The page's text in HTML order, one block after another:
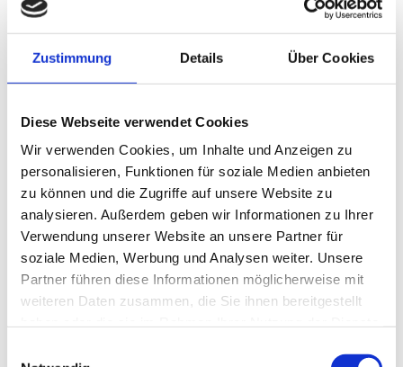
Zustimmung Details Über Cookies
Diese Webseite verwendet Cookies
Wir verwenden Cookies, um Inhalte und Anzeigen zu
personalisieren, Funktionen für soziale Medien anbieten
zu können und die Zugriffe auf unsere Website zu
analysieren. Außerdem geben wir Informationen zu Ihrer
Verwendung unserer Website an unsere Partner für
soziale Medien, Werbung und Analysen weiter. Unsere
Partner führen diese Informationen möglicherweise mit
weiteren Daten zusammen, die Sie ihnen bereitgestellt
Nun deuten sich ein schwieriges Marktumfeld, eine
sinkende Gewinnmarge und die Rückkehr der Zinsen an.
Folglich kehrt die STEICO Aktie wieder in alte
Bewertungsregionen zurück.
fache KGV (2022e) gesunken. Ist die STEICO Aktie damit
nun preiswert?